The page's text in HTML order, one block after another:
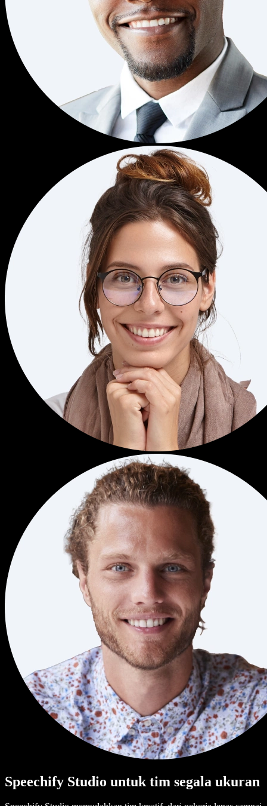
Speechify Studio untuk tim segala ukuran